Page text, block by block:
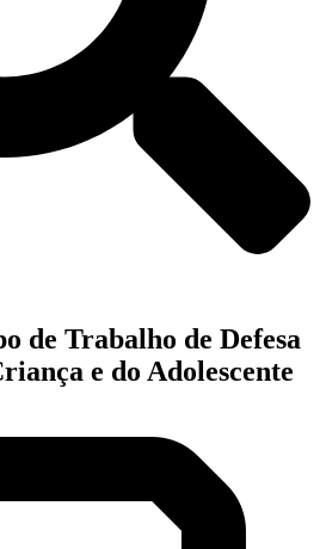
de Trabalho de Defesa
e do Adolescente